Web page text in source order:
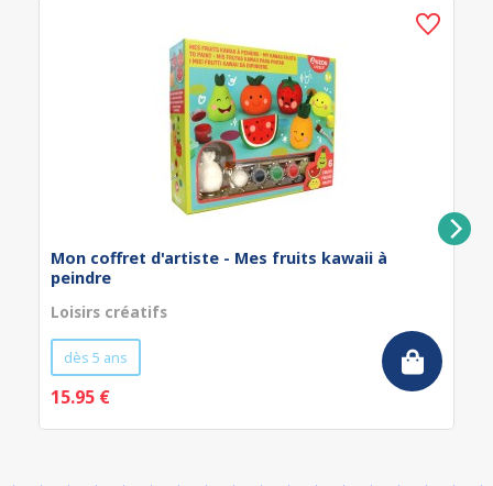
Mon coffret d'artiste - Mes fruits kawaii à
peindre
Loisirs créatifs
dès 5 ans
15.95 €